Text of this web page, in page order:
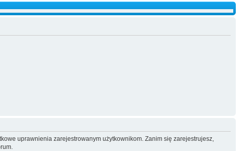
uprawnienia zarejestrowanym użytkownikom. Zanim się zarejestrujesz,